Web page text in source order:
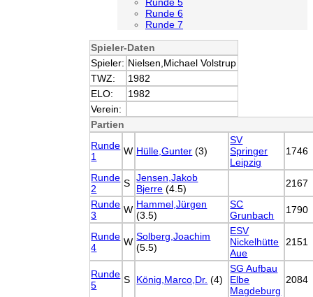
Runde 6
Runde 7
Spieler-Daten
Spieler: Nielsen,Michael Volstrup
TWZ:
1982
ELO:
1982
Verein:
Partien
Runde
1
W Hülle,Gunter (3)
SV
Springer
Leipzig
1746
Runde
2
S Jensen,Jakob
Bjerre (4.5)
2167
Runde
3
W Hammel,Jürgen
(3.5)
SC
Grunbach
1790
Runde
4
W Solberg,Joachim
(5.5)
ESV
Nickelhütte
Aue
2151
Runde
5
S König,Marco,Dr. (4)
SG Aufbau
Elbe
Magdeburg
2084